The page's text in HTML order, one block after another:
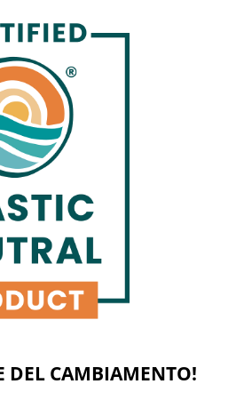
DEL CAMBIAMENTO!